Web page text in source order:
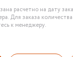
расчетно на дату
Для заказа
к менеджеру.